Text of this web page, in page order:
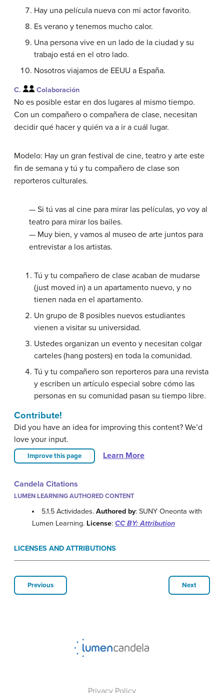
Hay una película nueva con mi actor favorito.
Es verano y tenemos mucho calor.
Una persona vive en un lado de la ciudad y su
trabajo está en el otro lado.
Nosotros viajamos de EEUU a España.
C. Colaboración
No es posible estar en dos lugares al mismo tiempo.
Con un compañero o compañera de clase, necesitan
decidir qué hacer y quién va a ir a cuál lugar.
Modelo: Hay un gran festival de cine, teatro y arte este
fin de semana y tú y tu compañero de clase son
reporteros culturales.
— Si tú vas al cine para mirar las películas, yo voy al
teatro para mirar los bailes.
— Muy bien, y vamos al museo de arte juntos para
entrevistar a los artistas.
Tú y tu compañero de clase acaban de mudarse
(just moved in) a un apartamento nuevo, y no
tienen nada en el apartamento.
Un grupo de 8 posibles nuevos estudiantes
vienen a visitar su universidad.
Ustedes organizan un evento y necesitan colgar
carteles (hang posters) en toda la comunidad.
Tú y tu compañero son reporteros para una revista
y escriben un artículo especial sobre cómo las
personas en su comunidad pasan su tiempo libre.
Contribute!
Did you have an idea for improving this content? We’d
love your input.
Improve this page Learn More
Candela Citations
LUMEN LEARNING AUTHORED CONTENT
5.1.5 Actividades.Authored by: SUNY Oneonta with
Lumen Learning. License: CC BY: Attribution
LICENSES AND ATTRIBUTIONS
Previous Next
Privacy Policy